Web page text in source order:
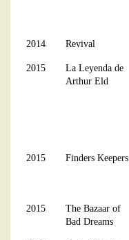
2014 Revival
2015
La Leyenda de
Arthur Eld
2015 Finders Keepers
2015
The Bazaar of
Bad Dreams